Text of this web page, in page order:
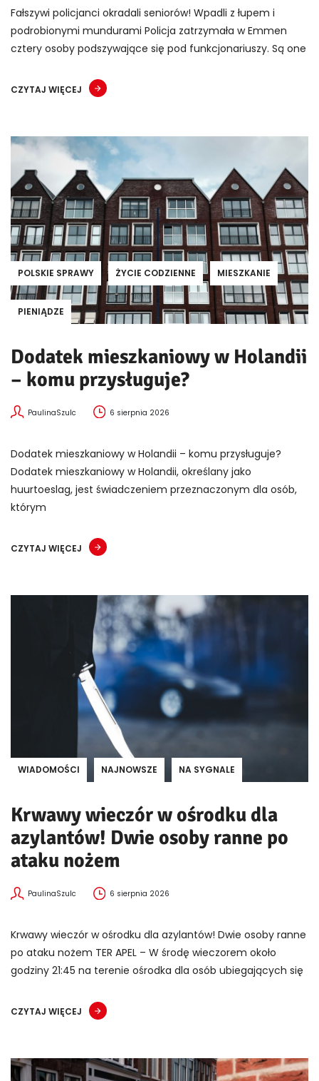
Fałszywi policjanci okradali seniorów! Wpadli z łupem i
podrobionymi mundurami Policja zatrzymała w Emmen
cztery osoby podszywające się pod funkcjonariuszy. Są one
CZYTAJ WIĘCEJ
POLSKIE SPRAWY ŻYCIE CODZIENNE MIESZKANIE
PIENIĄDZE
Dodatek mieszkaniowy w Holandii
– komu przysługuje?
PaulinaSzulc 6 sierpnia 2026
Dodatek mieszkaniowy w Holandii – komu przysługuje?
Dodatek mieszkaniowy w Holandii, określany jako
huurtoeslag, jest świadczeniem przeznaczonym dla osób,
którym
CZYTAJ WIĘCEJ
WIADOMOŚCI NAJNOWSZE NA SYGNALE
Krwawy wieczór w ośrodku dla
azylantów! Dwie osoby ranne po
ataku nożem
PaulinaSzulc 6 sierpnia 2026
Krwawy wieczór w ośrodku dla azylantów! Dwie osoby ranne
po ataku nożem TER APEL – W środę wieczorem około
godziny 21:45 na terenie ośrodka dla osób ubiegających się
CZYTAJ WIĘCEJ